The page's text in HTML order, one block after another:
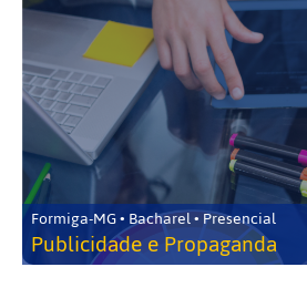
Formiga-MG • Bacharel • Presencial
Publicidade e Propaganda